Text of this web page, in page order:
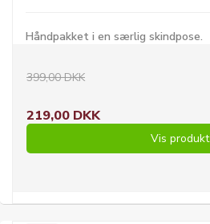
Håndpakket i en særlig skindpose.
399,00 DKK
219,00 DKK
Vis produkt